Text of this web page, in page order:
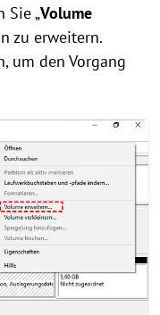
Sie „Volume
zu erweitern.
um den Vorgang